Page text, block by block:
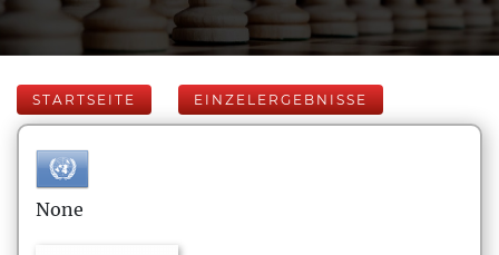
STARTSEITE EINZELERGEBNISSE
None